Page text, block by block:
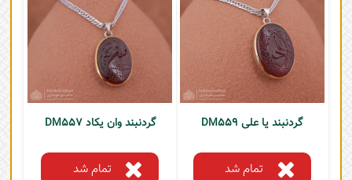
گردنبند یا علی DM559
تمام شد
گردنبند وان یکاد DM557
تمام شد